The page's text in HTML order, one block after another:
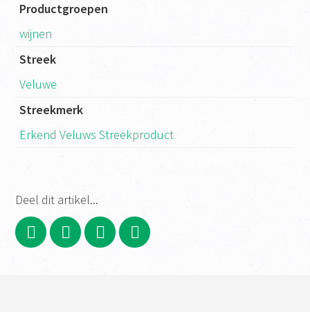
Productgroepen
wijnen
Streek
Veluwe
Streekmerk
Erkend Veluws Streekproduct
Deel dit artikel...